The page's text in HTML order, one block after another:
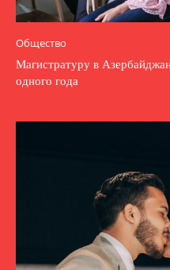
Общество
Магистратуру в
одного года